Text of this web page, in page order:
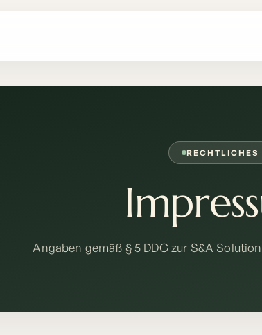
RECHTLICHES
Angaben gemäß § 5 DDG zur S&A